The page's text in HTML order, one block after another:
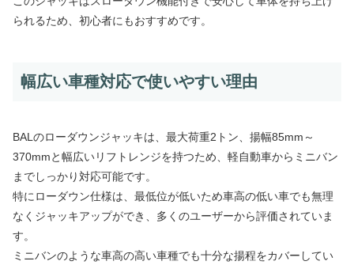
られるため、初心者にもおすすめです。
幅広い車種対応で使いやすい理由
BALのローダウンジャッキは、最大荷重2トン、揚幅85mm～
370mmと幅広いリフトレンジを持つため、軽自動車からミニバン
までしっかり対応可能です。
特にローダウン仕様は、最低位が低いため車高の低い車でも無理
なくジャッキアップができ、多くのユーザーから評価されていま
す。
ミニバンのような車高の高い車種でも十分な揚程をカバーしてい